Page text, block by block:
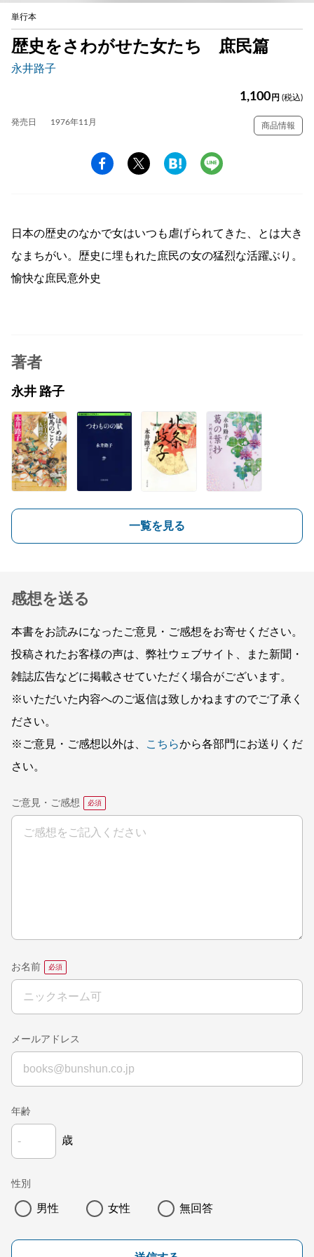
単行本
歴史をさわがせた女たち 庶民篇
永井路子
1,100 円 (税込)
発売日 1976年11月 商品情報
日本の歴史のなかで女はいつも虐げられてきた、とは大き
なまちがい。歴史に埋もれた庶民の女の猛烈な活躍ぶり。
愉快な庶民意外史
著者
永井 路子
一覧を見る
感想を送る
本書をお読みになったご意見・ご感想をお寄せください。
投稿されたお客様の声は、弊社ウェブサイト、また新聞・
雑誌広告などに掲載させていただく場合がございます。
※いただいた内容へのご返信は致しかねますのでご了承く
ださい。
※ご意見・ご感想以外は、
こちらから各部門にお送りくだ
さい。
ご意見・ご感想
お名前
メールアドレス
年齢
歳
性別
男性 女性 無回答